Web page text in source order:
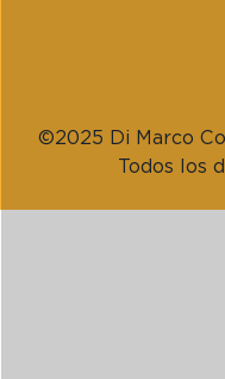
©2025 Di Marco
Todos los